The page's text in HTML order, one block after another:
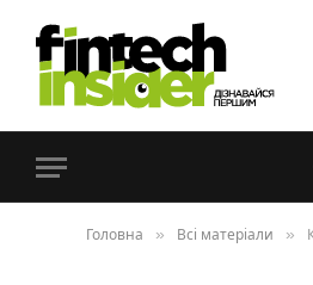
Головна » Всі матеріали »